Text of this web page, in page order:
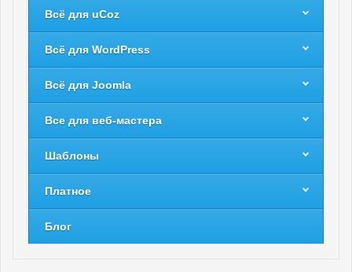
Всё для uCoz
Всё для WordPress
Всё для Joomla
Все для веб-мастера
Шаблоны
Платное
Блог